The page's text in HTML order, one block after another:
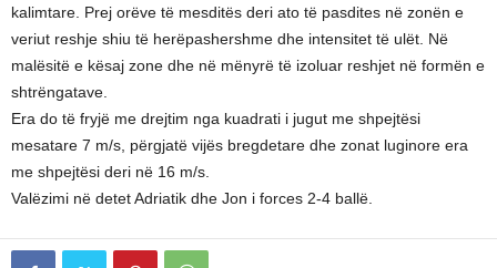
kalimtare. Prej orëve të mesditës deri ato të pasdites në zonën e
veriut reshje shiu të herëpashershme dhe intensitet të ulët. Në
malësitë e kësaj zone dhe në mënyrë të izoluar reshjet në formën e
shtrëngatave.
Era do të fryjë me drejtim nga kuadrati i jugut me shpejtësi
mesatare 7 m/s, përgjatë vijës bregdetare dhe zonat luginore era
me shpejtësi deri në 16 m/s.
Valëzimi në detet Adriatik dhe Jon i forces 2-4 ballë.